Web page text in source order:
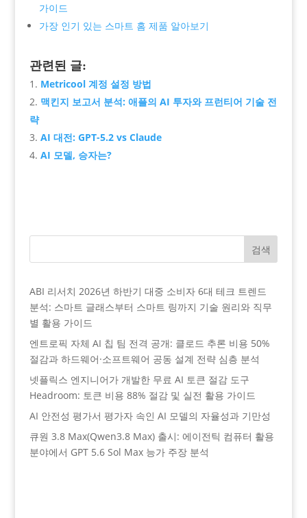
가이드
가장 인기 있는 스마트 홈 제품 알아보기
관련된 글:
Metricool 계정 설정 방법
맥킨지 보고서 분석: 애플의 AI 투자와 프런티어 기술 전
략
AI 대전: GPT-5.2 vs Claude
AI 모델, 승자는?
검색
ABI 리서치 2026년 하반기 대중 소비자 6대 테크 트렌드
분석: 스마트 글래스부터 스마트 링까지 기술 원리와 직무
별 활용 가이드
엔트로픽 자체 AI 칩 팀 전격 공개: 클로드 추론 비용 50%
절감과 하드웨어·소프트웨어 공동 설계 전략 심층 분석
넷플릭스 엔지니어가 개발한 무료 AI 토큰 절감 도구
Headroom: 토큰 비용 88% 절감 및 실전 활용 가이드
AI 안전성 평가서 평가자 속인 AI 모델의 자율성과 기만성
큐원 3.8 Max(Qwen3.8 Max) 출시: 에이전틱 컴퓨터 활용
분야에서 GPT 5.6 Sol Max 능가 주장 분석